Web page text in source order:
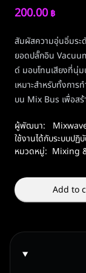
200.00 ฿
สัมผัสความอุ่นอิ่มระ
ยอดปลั๊กอิน
ด์ มอบโทนเสียงที่นุ่
เหมาะสำหรับทั้งกา
บน Mix Bus เพื่อส
ผู้พัฒนา:
ใช้งานได้กับระบบปฏิ
หมวดหมู่: Mixing
Add to